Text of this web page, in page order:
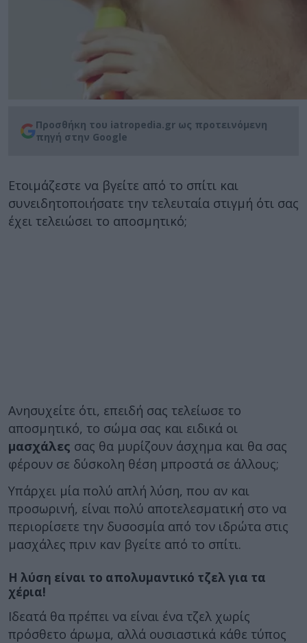
Προσθήκη του iatropedia.gr ως προτεινόμενη
πηγή στην Google
Ετοιμάζεστε να βγείτε από το σπίτι και
συνειδητοποιήσατε την τελευταία στιγμή ότι σας
έχει τελειώσει το αποσμητικό;
Ανησυχείτε ότι, επειδή σας τελείωσε το
αποσμητικό, το σώμα σας και ειδικά οι
μασχάλες σας θα μυρίζουν άσχημα και θα σας
φέρουν σε δύσκολη θέση μπροστά σε άλλους;
Υπάρχει μία πολύ απλή λύση, που αν και
προσωρινή, είναι πολύ αποτελεσματική στο να
περιορίσετε την δυσοσμία από τον ιδρώτα στις
μασχάλες πριν καν βγείτε από το σπίτι.
Η λύση είναι το απολυμαντικό τζελ για τα
χέρια!
Ιδεατά θα πρέπει να είναι ένα τζελ χωρίς
πρόσθετο άρωμα, αλλά ουσιαστικά κάθε τύπος